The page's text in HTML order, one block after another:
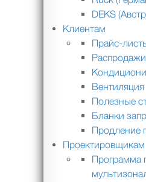
DEKS
Клиентам
Прайс-
Вентиляция
Полезные
Бланки
Продление
Проектировщикам
Программа